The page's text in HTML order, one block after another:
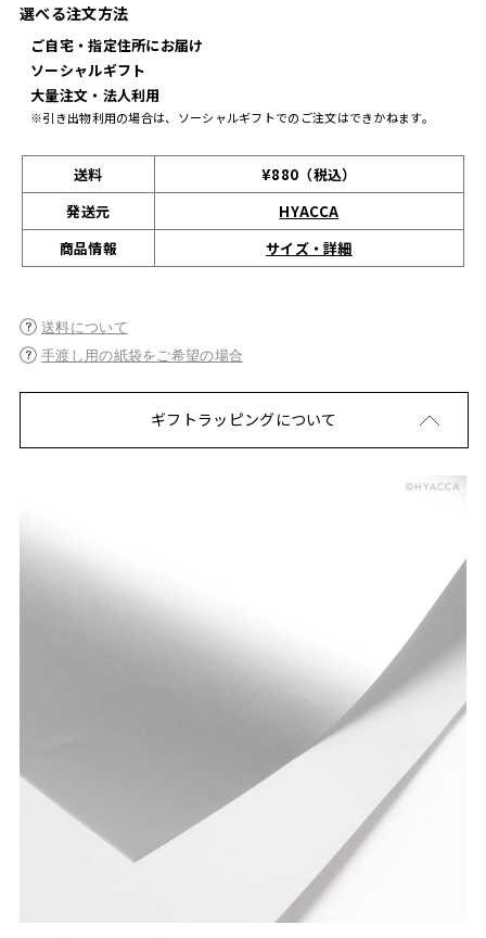
選べる注文方法
ご自宅・指定住所にお届け
ソーシャルギフト
大量注文・法人利用
※引き出物利用の場合は、ソーシャルギフトでのご注文はできかねます。
送料
¥880（税込）
発送元
HYACCA
商品情報
サイズ・詳細
送料について
手渡し用の紙袋をご希望の場合
ギフトラッピングについて